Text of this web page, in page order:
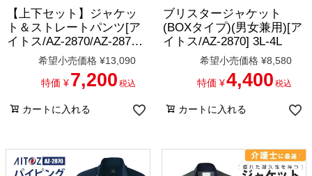
【上下セット】ジャケッ
ト＆ストレートパンツ[ア
イトス/AZ-2870/AZ-2872]
希望小売価格 ¥13,090
特価 ¥ 7,200 税込
カートに入れる
ブリスタージャケット
(BOXタイプ)(男女兼用)[ア
イトス/AZ-2870] 3L-4L
希望小売価格 ¥8,580
特価 ¥4,400 税込
カートに入れる